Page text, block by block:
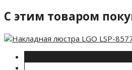
C этим товаром